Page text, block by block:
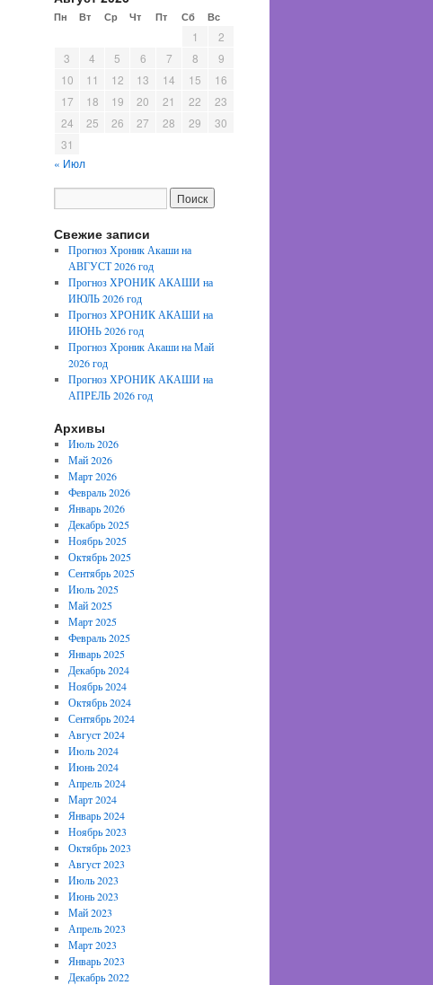
Пн Вт Ср Чт Пт Сб Вс
« Июл
1
2
3
4 5 6 7 8
9
10
11 12 13 14 15
16
17
18 19 20 21 22
23
24
25 26 27 28 29
30
31
Свежие записи
Прогноз Хроник Акаши на
АВГУСТ 2026 год
Прогноз ХРОНИК АКАШИ на
ИЮЛЬ 2026 год
Прогноз ХРОНИК АКАШИ на
ИЮНЬ 2026 год
Прогноз Хроник Акаши на Май
2026 год
Прогноз ХРОНИК АКАШИ на
АПРЕЛЬ 2026 год
Архивы
Июль 2026
Май 2026
Март 2026
Февраль 2026
Январь 2026
Декабрь 2025
Ноябрь 2025
Октябрь 2025
Сентябрь 2025
Июль 2025
Май 2025
Март 2025
Февраль 2025
Январь 2025
Декабрь 2024
Ноябрь 2024
Октябрь 2024
Сентябрь 2024
Август 2024
Июль 2024
Июнь 2024
Апрель 2024
Март 2024
Январь 2024
Ноябрь 2023
Октябрь 2023
Август 2023
Июль 2023
Июнь 2023
Май 2023
Апрель 2023
Март 2023
Январь 2023
Декабрь 2022